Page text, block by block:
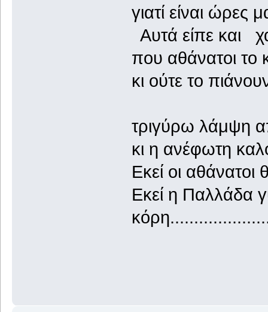
γιατί είναι
Αυτά είπε και
που αθάνατοι το
κι ούτε το
τριγύρω λάμψη
κι η ανέφωτη
Εκεί οι αθάνατοι
Εκεί η Παλλάδα